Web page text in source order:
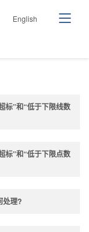
English
标”和“低于下限线数
标”和“低于下限点数
处理?